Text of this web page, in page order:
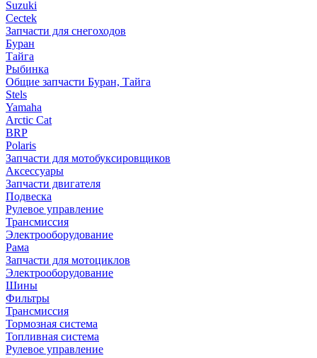
Suzuki
Cectek
Запчасти для снегоходов
Буран
Тайга
Рыбинка
Общие запчасти Буран, Тайга
Stels
Yamaha
Arctic Cat
BRP
Polaris
Запчасти для мотобуксировщиков
Аксессуары
Запчасти двигателя
Подвеска
Рулевое управление
Трансмиссия
Электрооборудование
Рама
Запчасти для мотоциклов
Электрооборудование
Шины
Фильтры
Трансмиссия
Тормозная система
Топливная система
Рулевое управление